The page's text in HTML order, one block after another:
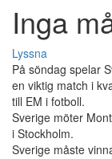
Inga
Lyssna
På söndag spelar
en viktig match i
till EM i fotboll.
Sverige möter
i Stockholm.
Sverige måste